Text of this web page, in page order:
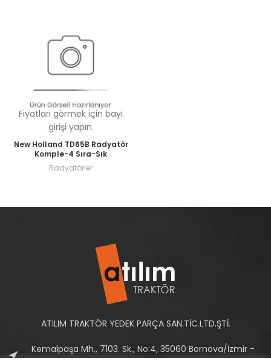
Fiyatları görmek için bayi
girişi yapın.
New Holland TD65B Radyatör
Komple-4 Sıra-Sık
Radyatörler
ATILIM TRAKTÖR YEDEK PARÇA SAN.TİC.LTD.ŞTİ.
Kemalpaşa Mh., 7103. Sk., No:4, 35060 Bornova/İzmir -